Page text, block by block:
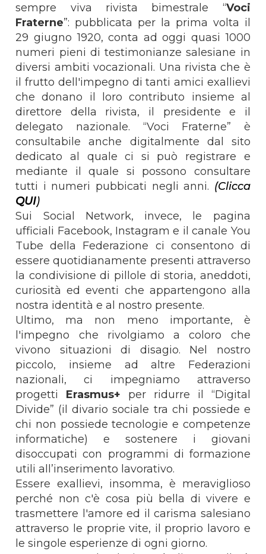
sempre viva rivista bimestrale “Voci
Fraterne”: pubblicata per la prima volta il
29 giugno 1920, conta ad oggi quasi 1000
numeri pieni di testimonianze salesiane in
diversi ambiti vocazionali. Una rivista che è
il frutto dell'impegno di tanti amici exallievi
che donano il loro contributo insieme al
direttore della rivista, il presidente e il
delegato nazionale. “Voci Fraterne” è
consultabile anche digitalmente dal sito
dedicato al quale ci si può registrare e
mediante il quale si possono consultare
tutti i numeri pubbicati negli anni. (Clicca
QUI)
Sui Social Network, invece, le pagina
ufficiali Facebook, Instagram e il canale You
Tube della Federazione ci consentono di
essere quotidianamente presenti attraverso
la condivisione di pillole di storia, aneddoti,
curiosità ed eventi che appartengono alla
nostra identità e al nostro presente.
Ultimo, ma non meno importante, è
l'impegno che rivolgiamo a coloro che
vivono situazioni di disagio. Nel nostro
piccolo, insieme ad altre Federazioni
nazionali, ci impegniamo attraverso
progetti Erasmus+ per ridurre il “Digital
Divide” (il divario sociale tra chi possiede e
chi non possiede tecnologie e competenze
informatiche) e sostenere i giovani
disoccupati con programmi di formazione
utili all’inserimento lavorativo.
Essere exallievi, insomma, è meraviglioso
perché non c'è cosa più bella di vivere e
trasmettere l'amore ed il carisma salesiano
attraverso le proprie vite, il proprio lavoro e
le singole esperienze di ogni giorno.